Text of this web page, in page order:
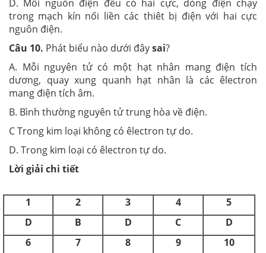
D. Mỗi nguồn điện đều có hai cực, dòng điện chạy
trong mạch kín nối liền các thiêt bị điện với hai cực
nguôn điện.
Câu 10. Phát biểu nào dưới đâysai?
A. Mỗi nguyên tử có một hạt nhân mang điện tích
dương, quay xung quanh hạt nhân là các êlectron
mang điện tích âm.
B. Bình thường nguyên tử trung hòa về điện.
C Trong kim loại không có êlectron tự do.
D. Trong kim loại có êlectron tự do.
Lời giải chi tiết
1 2 3 4
5
D
B D C
D
6
7 8 9
10